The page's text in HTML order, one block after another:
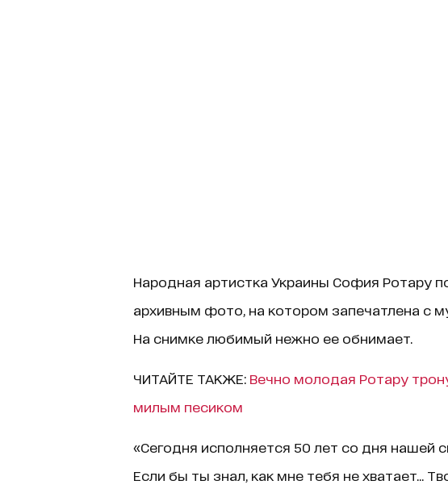
Народная артистка Украины София Ротару
архивным фото, на котором запечатлена с
На снимке любимый нежно ее обнимает.
ЧИТАЙТЕ ТАКЖЕ: Вечно молодая Ротару
милым песиком
«Сегодня исполняется 50 лет со дня нашей
Если бы ты знал, как мне тебя не хватает...